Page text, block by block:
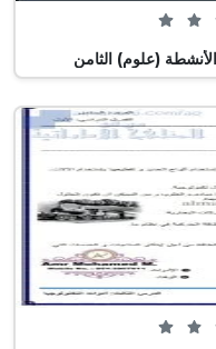
0 من 5 (0 تصويت)
(علوم) الثامن
0 من 5 (0 تصويت)